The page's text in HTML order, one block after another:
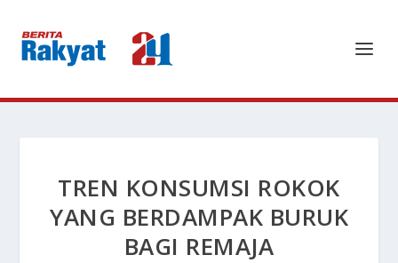
TREN KONSUMSI ROKOK
YANG BERDAMPAK BURUK
BAGI REMAJA